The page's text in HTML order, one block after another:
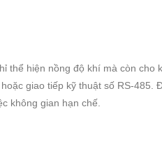
thể hiện nồng độ khí mà còn cho
giao tiếp kỹ thuật số RS-485.
không gian hạn chế.